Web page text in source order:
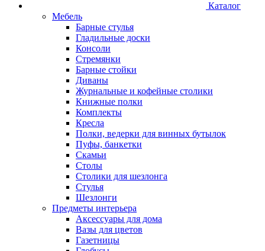
Каталог
Мебель
Барные стулья
Гладильные доски
Консоли
Стремянки
Барные стойки
Диваны
Журнальные и кофейные столики
Книжные полки
Комплекты
Кресла
Полки, ведерки для винных бутылок
Пуфы, банкетки
Скамьи
Столы
Столики для шезлонга
Стулья
Шезлонги
Предметы интерьера
Аксессуары для дома
Вазы для цветов
Газетницы